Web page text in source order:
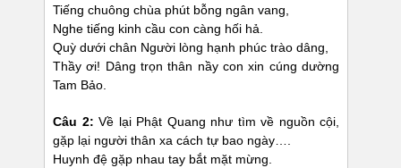
Tiếng chuông chùa phút bỗng ngân vang,
Nghe tiếng kinh cầu con càng hối hả.
Quỳ dưới chân Người lòng hạnh phúc trào dâng,
Thầy ơi! Dâng trọn thân nầy con xin cúng dường
Tam Bảo.
Câu 2: Về lại Phật Quang như tìm về nguồn cội,
gặp lại người thân xa cách tự bao ngày….
Huynh đệ gặp nhau tay bắt mặt mừng.